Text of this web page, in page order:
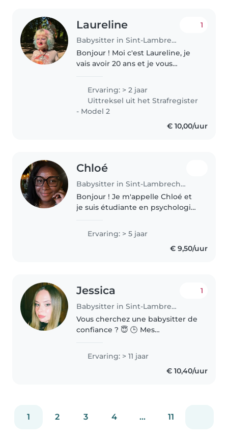
Laureline
Babysitter in Sint-Lambrechts-Woluwe
1
Bonjour ! Moi c'est Laureline, je
vais avoir 20 ans et je vous
babysitting :) J'ai travaillé 6 mois
à l'asbl CEMôme en tant
qu'animatrice intra et
Ervaring: > 2 jaar
Uittreksel uit het Strafregister
- Model 2
€ 10,00/uur
Chloé
Babysitter in Sint-Lambrechts-Woluwe
Bonjour ! Je m'appelle Chloé et
je suis étudiante en psychologie.
de bonne humeur, j'aime créer
un climat de confiance avec les
Ervaring: > 5 jaar
€ 9,50/uur
Jessica
Babysitter in Sint-Lambrechts-Woluwe
1
Vous cherchez une babysitter de
confiance ? 😇 🕒 Mes
journée jusqu'à 20h sauf le jeudi
ou j'ai régulièrement un autre
babysitting à 19h Jessica..
Ervaring: > 11 jaar
€ 10,40/uur
1 2 3 4 ... 11